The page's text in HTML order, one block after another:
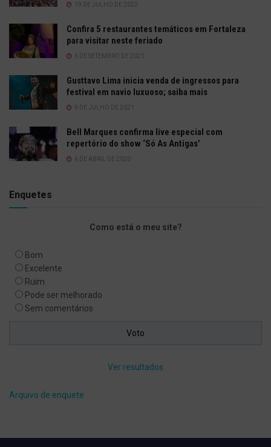
19 DE JULHO DE 2022
Confira 5 restaurantes temáticos em Fortaleza
para visitar neste feriado
6 DE SETEMBRO DE 2021
Gusttavo Lima inicia venda de ingressos para
festival em navio luxuoso; saiba mais
9 DE JULHO DE 2021
Bell Marques confirma live especial com
repertório do show ‘Só As Antigas’
6 DE ABRIL DE 2020
Enquetes
Como está o meu site?
Bom
Excelente
Ruim
Pode ser melhorado
Sem comentários
Ver resultados
Arquivo de enquete